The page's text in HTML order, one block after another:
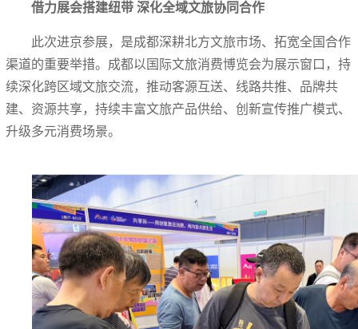
借力展会搭建纽带 深化全域文旅协同合作
此次进京参展，是成都深耕北方文旅市场、拓宽全国合作
渠道的重要举措。成都以国际文旅消费博览会为展示窗口，持
续深化跨区域文旅交流，推动客源互送、线路共推、品牌共
建、资源共享，持续丰富文旅产品供给、创新宣传推广模式、
升级多元消费场景。